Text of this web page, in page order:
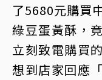
了5680元購買
綠豆蛋黃酥，
立刻致電購買
想到店家回應